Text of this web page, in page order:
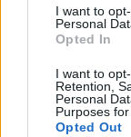
I want to
Personal
Opted In
I want to
Retention,
Personal
Purposes
Opted Out
CinemaKlub
2016. október 15.
Otthoni
Nincs kedved
Semmit sem